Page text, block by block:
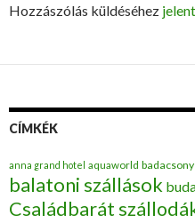
Hozzászólás küldéséhez
CÍMKÉK
anna grand hotel aquaworld badacsony
balatoni szállások
Családbarát